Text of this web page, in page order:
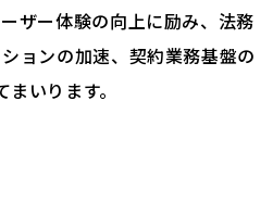
ザー体験の向上に励み、法務
ョンの加速、契約業務基盤の
いります。